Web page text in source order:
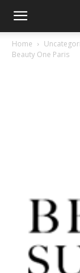
Home
Beauty One Paris